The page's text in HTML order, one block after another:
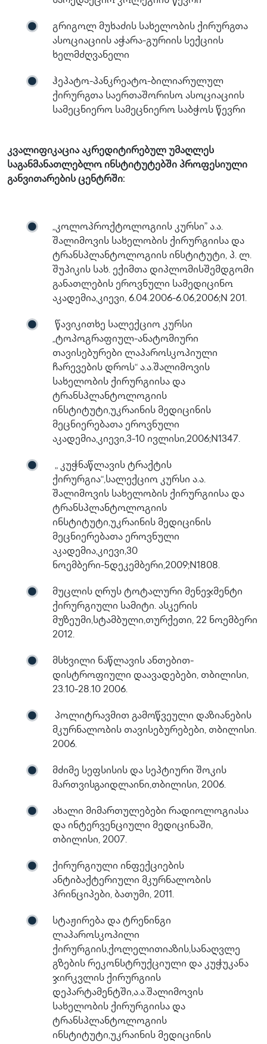
გრიგოლ მუხაძის სახელობის ქირურგთა
ასოციაციის აჭარა-გურიის სექციის
ხელმძღვანელი
ჰეპატო-პანკრეატო-ბილიარულულ
ქირურგთა საერთაშორისო ასოციაციის
სამეცნიერო სამეცნიერო საბჭოს წევრი
კვალიფიკაცია აკრედიტირებულ უმაღლეს
საგანმანათლებლო ინსტიტუტებში პროფესიული
განვითარების ცენტრში:
„კოლოპროქტოლოგიის კურსი” ა.ა.
შალიმოვის სახელობის ქირურგიისა და
ტრანსპლანტოლოგიის ინსტიტუტი, პ. ლ.
შუპიკის სახ. ექიმთა დიპლომისშემდგომი
განათლების ეროვნული სამედიცინო
აკადემია,კიევი, 6.04.2006-6.06,2006;N 201.
წავიკითხე სალექციო კურსი
„ტოპოგრაფიულ-ანატომიური
თავისებურები ლაპაროსკოპიული
ჩარევების დროს“ ა.ა.შალიმოვის
სახელობის ქირურგიისა და
ტრანსპლანტოლოგიის
ინსტიტუტი,უკრაინის მედიცინის
მეცნიერებათა ეროვნული
აკადემია,კიევი,3-10 ივლისი,2006;N1347.
„ კუჭნაწლავის ტრაქტის
ქირურგია“,სალექციო კურსი ა.ა.
შალიმოვის სახელობის ქირურგიისა და
ტრანსპლანტოლოგიის
ინსტიტუტი,უკრაინის მედიცინის
მეცნიერებათა ეროვნული
აკადემია,კიევი,30
ნოემბერი-5დეკემბერი,2009;N1808.
მუცლის ღრუს ტოტალური მენეჯმენტი
ქირურგიული სამიტი. ასკერის
მუზეუმი,სტამბული,თურქეთი, 22 ნოემბერი
2012.
მსხვილი ნაწლავის ანთებით-
დისტროფიული დაავადებები, თბილისი,
23.10-28.10 2006.
პოლიტრავმით გამოწვეული დაზიანების
მკურნალობის თავისებურებები, თბილისი.
2006.
მძიმე სეფსისის და სეპტიური შოკის
მართვისგაიდლაინი,თბილისი, 2006.
ახალი მიმართულებები რადიოლოგიასა
და ინტერვენციული მედიცინაში,
თბილისი, 2007.
ქირურგიული ინფექციების
ანტიბაქტერიული მკურნალობის
პრინციპები, ბათუმი, 2011.
სტაჟირება და ტრენინგი
ლაპაროსკოპილი
ქირურგიის,ქოლელითიაზის,სანაღვლე
გზების რეკონსტრუქციული და კუჭუკანა
ჯირკვლის ქირურგიის
დეპარტამენტში,ა.ა.შალიმოვის
სახელობის ქირურგიისა და
ტრანსპლანტოლოგიის
ინსტიტუტი,უკრაინის მედიცინის